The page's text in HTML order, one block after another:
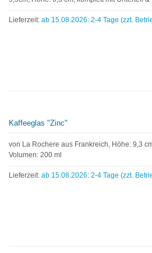
Lieferzeit: ab 15.08.2026: 2-4 Tage (zzt.
Kaffeeglas "Zinc"
von La Rochere aus Frankreich, Höhe: 9,3
Volumen: 200 ml
Lieferzeit: ab 15.08.2026: 2-4 Tage (zzt.